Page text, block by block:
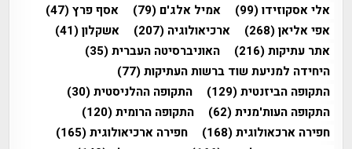
אלי אסקוזידו(99) אמיל אלג'ם (79) אסף פרץ(47)
אפי אליאן(268) ארכיאולוגיה (207) אשקלון(41)
אתר עתיקות(216) האוניברסיטה העברית(35)
היחידה למניעת שוד ברשות העתיקות(77)
התקופה הביזנטית(129) התקופה ההלניסטית(30)
התקופה העות'מנית(62) התקופה הרומית(120)
חפירה ארכאולוגית(168) חפירה ארכיאולוגית(165)